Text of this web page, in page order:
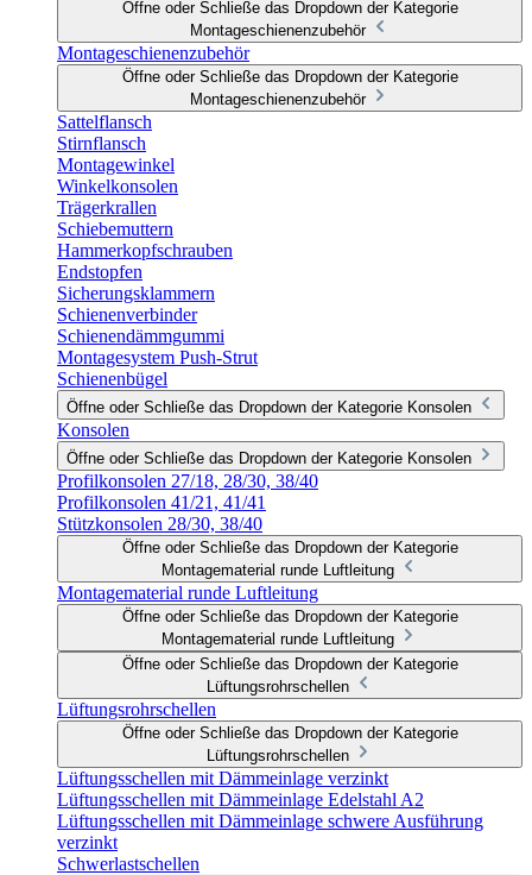
Öffne oder Schließe das Dropdown der Kategorie
Montageschienenzubehör
Montageschienenzubehör
Öffne oder Schließe das Dropdown der Kategorie
Montageschienenzubehör
Sattelflansch
Stirnflansch
Montagewinkel
Winkelkonsolen
Trägerkrallen
Schiebemuttern
Hammerkopfschrauben
Endstopfen
Sicherungsklammern
Schienenverbinder
Schienendämmgummi
Montagesystem Push-Strut
Schienenbügel
Öffne oder Schließe das Dropdown der Kategorie Konsolen
Konsolen
Öffne oder Schließe das Dropdown der Kategorie Konsolen
Profilkonsolen 27/18, 28/30, 38/40
Profilkonsolen 41/21, 41/41
Stützkonsolen 28/30, 38/40
Öffne oder Schließe das Dropdown der Kategorie
Montagematerial runde Luftleitung
Montagematerial runde Luftleitung
Öffne oder Schließe das Dropdown der Kategorie
Montagematerial runde Luftleitung
Öffne oder Schließe das Dropdown der Kategorie
Lüftungsrohrschellen
Lüftungsrohrschellen
Öffne oder Schließe das Dropdown der Kategorie
Lüftungsrohrschellen
Lüftungsschellen mit Dämmeinlage verzinkt
Lüftungsschellen mit Dämmeinlage Edelstahl A2
Lüftungsschellen mit Dämmeinlage schwere Ausführung
verzinkt
Schwerlastschellen